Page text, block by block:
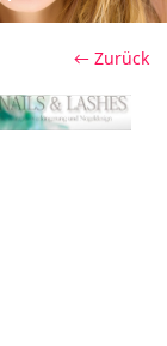
← Zurück